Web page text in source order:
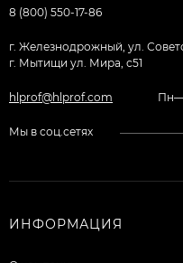
8 (800) 550-17-86
г. Железнодрожный, ул.
г. Мытищи ул. Мира, с51
hlprof@hlprof.com
Мы в соц.сетях
ИНФОРМАЦИЯ